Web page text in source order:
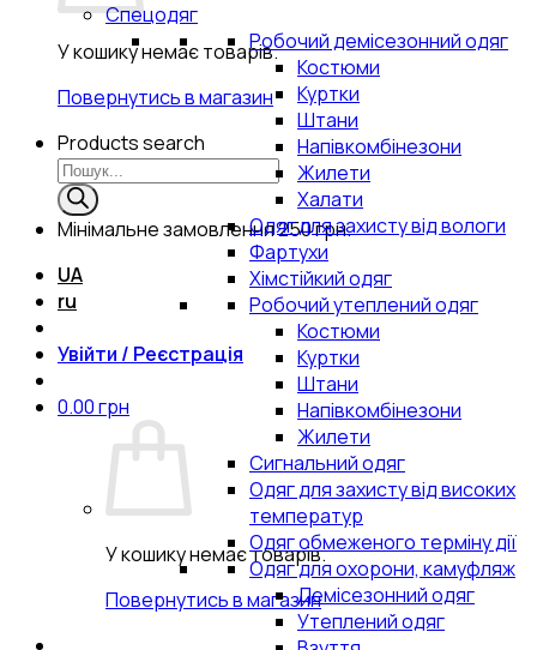
У кошику немає товарів.
Повернутись в магазин
Products search
Мінімальне замовлення250 грн.
UA
ru
Увійти / Реєстрація
0.00грн
У кошику немає товарів.
Повернутись в магазин
Спецодяг
Робочий демісезонний одяг
Костюми
Куртки
Штани
Напівкомбінезони
Жилети
Халати
Одяг для захисту від вологи
Фартухи
Хімстійкий одяг
Робочий утеплений одяг
Костюми
Куртки
Штани
Напівкомбінезони
Жилети
Сигнальний одяг
Одяг для захисту від високих
температур
Одяг обмеженого терміну дії
Одяг для охорони, камуфляж
Демісезонний одяг
Утеплений одяг